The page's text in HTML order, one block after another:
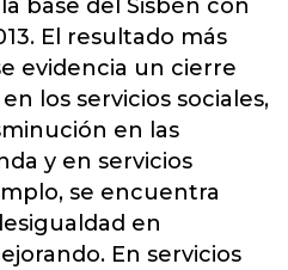
base del Sisbén con
El resultado más
evidencia un cierre
los servicios sociales,
en las
y en servicios
se encuentra
en
En servicios